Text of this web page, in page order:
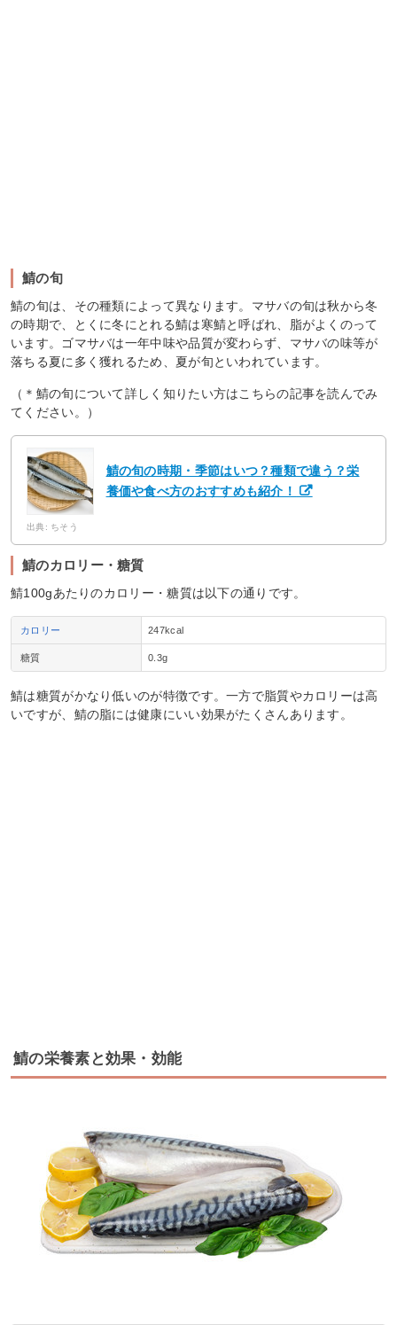
鯖の旬
鯖の旬は、その種類によって異なります。マサバの旬は秋から冬
の時期で、とくに冬にとれる鯖は寒鯖と呼ばれ、脂がよくのって
います。ゴマサバは一年中味や品質が変わらず、マサバの味等が
落ちる夏に多く獲れるため、夏が旬といわれています。
（＊鯖の旬について詳しく知りたい方はこちらの記事を読んでみ
てください。）
鯖の旬の時期・季節はいつ？種類で違う？栄
養価や食べ方のおすすめも紹介！
出典: ちそう
鯖のカロリー・糖質
鯖100gあたりのカロリー・糖質は以下の通りです。
カロリー 247kcal
糖質 0.3g
鯖は糖質がかなり低いのが特徴です。一方で脂質やカロリーは高
いですが、鯖の脂には健康にいい効果がたくさんあります。
鯖の栄養素と効果・効能